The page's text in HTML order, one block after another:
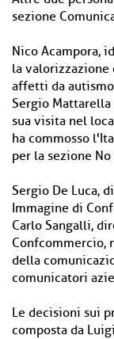
sezione
Nico Acampora,
la
affetti da
Sergio
sua visita nel
ha commosso
per la sezione
Sergio De Luca,
Immagine di
Carlo Sangalli,
Confcommercio,
della
comunicatori
Le decisioni sui
composta da